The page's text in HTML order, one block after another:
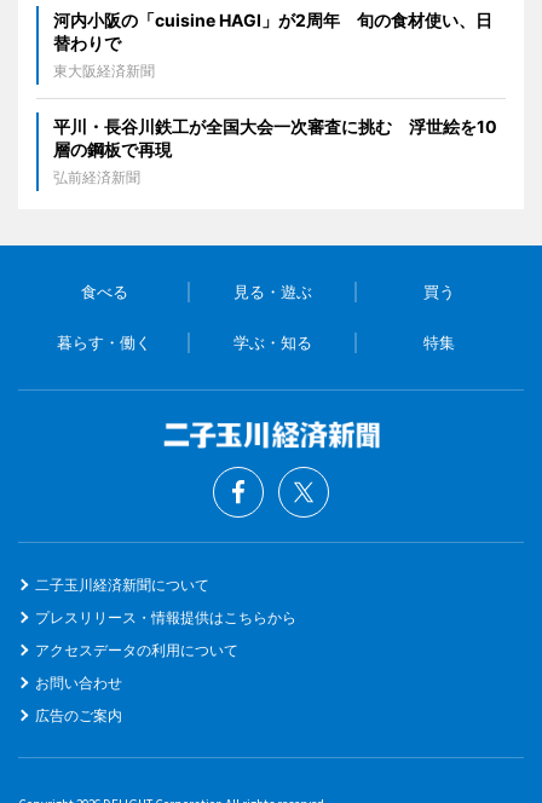
河内小阪の「cuisine HAGI」が2周年 旬の食材使い、日
替わりで
東大阪経済新聞
平川・長谷川鉄工が全国大会一次審査に挑む 浮世絵を10
層の鋼板で再現
弘前経済新聞
食べる 見る・遊ぶ 買う
暮らす・働く 学ぶ・知る 特集
二子玉川経済新聞について
プレスリリース・情報提供はこちらから
アクセスデータの利用について
お問い合わせ
広告のご案内